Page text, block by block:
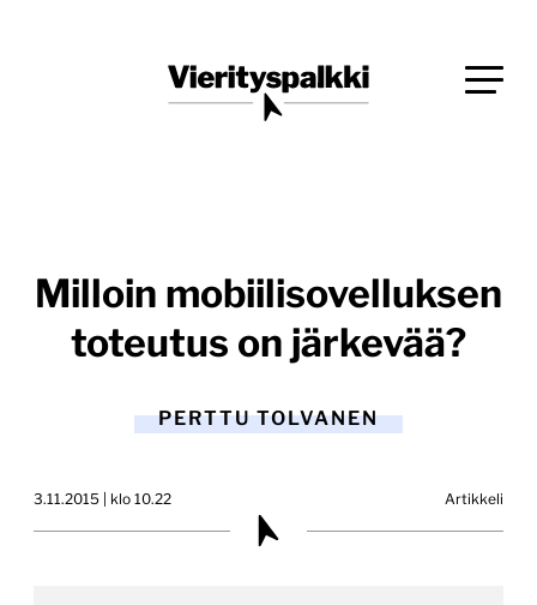
Vierityspalkki.fi
Milloin mobiilisovelluksen
toteutus on järkevää?
PERTTU TOLVANEN
3.11.2015 | klo 10.22 Artikkeli